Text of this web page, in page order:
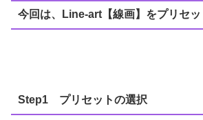
今回は、Line-art【線画】をプリセッ
Step1 プリセットの選択